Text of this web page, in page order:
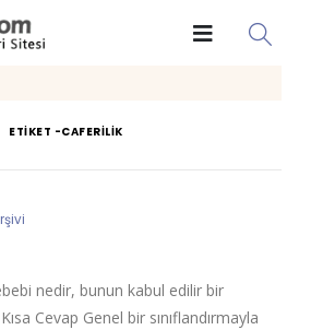
ETIKET -CAFERILIK
nedir, bunun kabul edilir bir
Cevap Genel bir sınıflandırmayla